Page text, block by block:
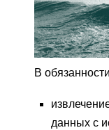
В
данных с